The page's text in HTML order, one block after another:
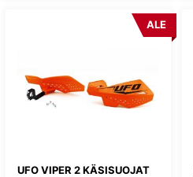
UFO VIPER 2 KÄSISUOJAT
ALE